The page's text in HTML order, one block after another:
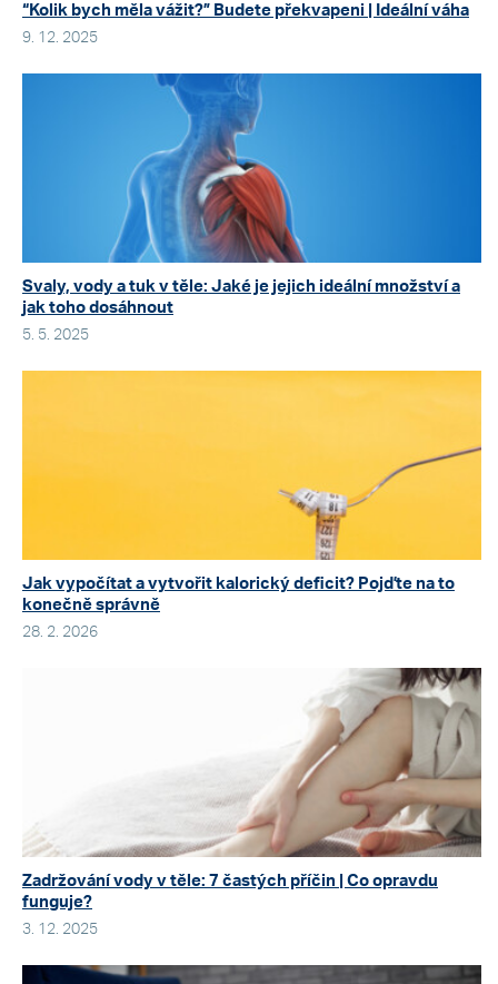
“Kolik bych měla vážit?” Budete překvapeni | Ideální váha
9. 12. 2025
Svaly, vody a tuk v těle: Jaké je jejich ideální množství a
jak toho dosáhnout
5. 5. 2025
Jak vypočítat a vytvořit kalorický deficit? Pojďte na to
konečně správně
28. 2. 2026
Zadržování vody v těle: 7 častých příčin | Co opravdu
funguje?
3. 12. 2025